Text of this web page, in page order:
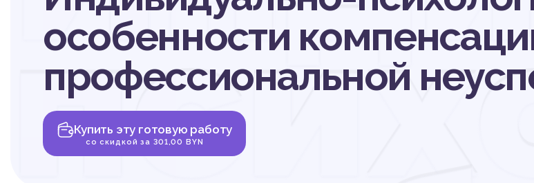
особенности
профессиональной
Купить эту готовую работу
со скидкой за 301,00 BYN